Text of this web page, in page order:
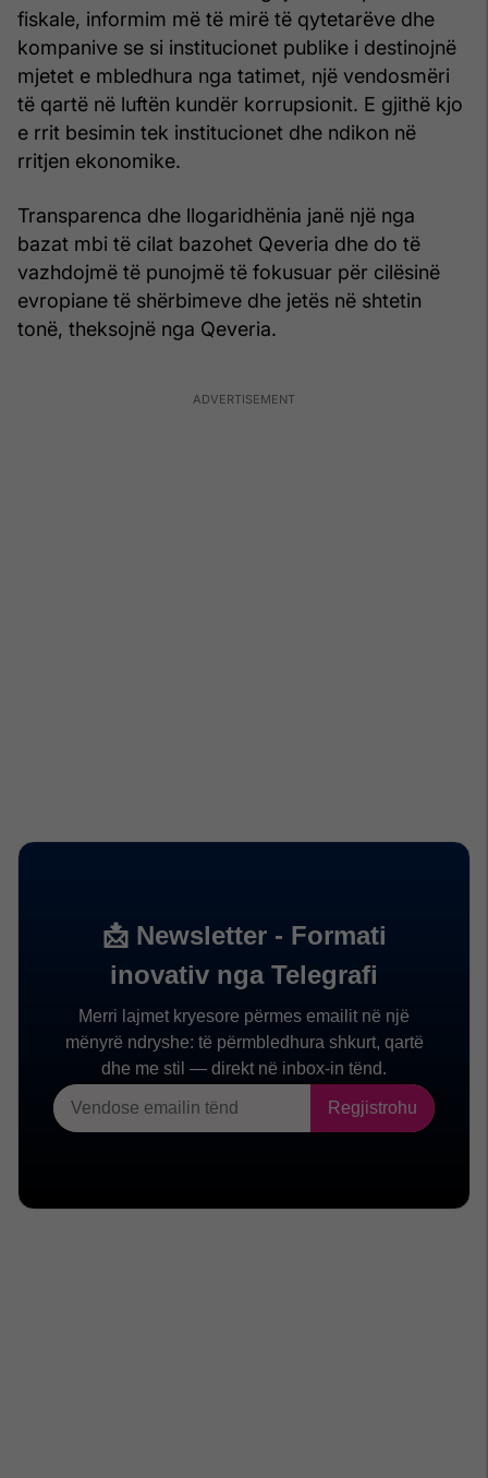
fiskale, informim më të mirë të qytetarëve dhe
kompanive se si institucionet publike i destinojnë
mjetet e mbledhura nga tatimet, një vendosmëri
të qartë në luftën kundër korrupsionit. E gjithë kjo
e rrit besimin tek institucionet dhe ndikon në
rritjen ekonomike.
Transparenca dhe llogaridhënia janë një nga
bazat mbi të cilat bazohet Qeveria dhe do të
vazhdojmë të punojmë të fokusuar për cilësinë
evropiane të shërbimeve dhe jetës në shtetin
tonë, theksojnë nga Qeveria.